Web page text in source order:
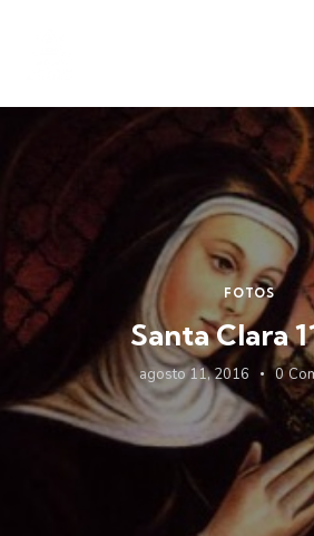
FOTOS
Santa Clara
agosto 11, 2016 0